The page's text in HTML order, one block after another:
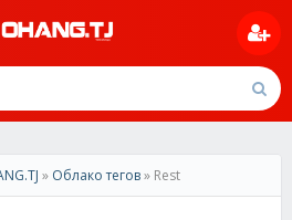
» Облако тегов» Rest